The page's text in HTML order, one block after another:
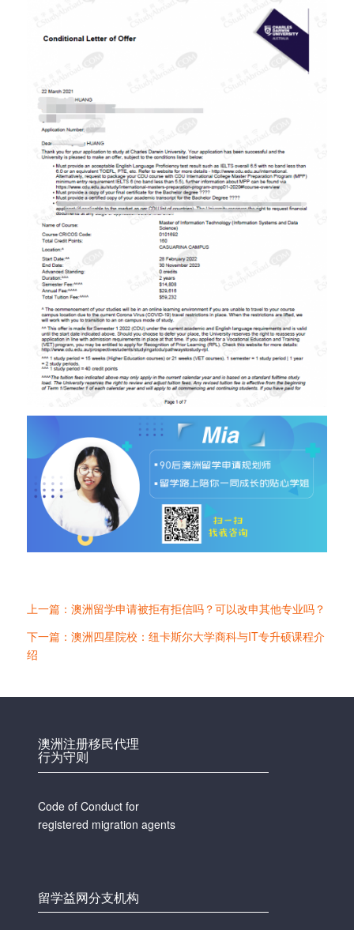
上一篇：澳洲留学申请被拒有拒信吗？可以改申其他专业吗？
下一篇：澳洲四星院校：纽卡斯尔大学商科与IT专升硕课程介
绍
澳洲注册移民代理
行为守则
Code of Conduct for
registered migration agents
留学益网分支机构